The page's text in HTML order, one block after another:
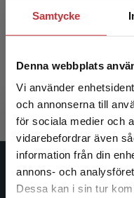
Samtycke
Denna webbplats
Vi använder
och annonserna till
för sociala medier och
vidarebefordrar även
information från din
annons- och
Dessa kan i sin tur
Exkl. moms: 637 kr
Studentlitteratur